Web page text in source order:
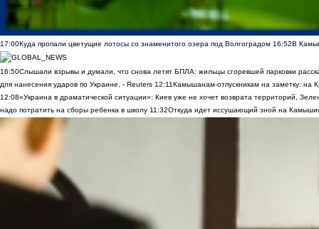
17:00Куда пропали цветущие лотосы со знаменитого озера под Волгоградом 16:52В
16:50Слышали взрывы и думали, что снова летят БПЛА: жильцы сгоревшей парковки
для нанесения ударов по Украине, - Reuters 12:11Камышанам-отпускникам на заметку: на
12:08«Украина в драматической ситуации»: Киев уже не хочет возврата территорий,
надо потратить на сборы ребенка в школу 11:32Откуда идет иссушающий зной на